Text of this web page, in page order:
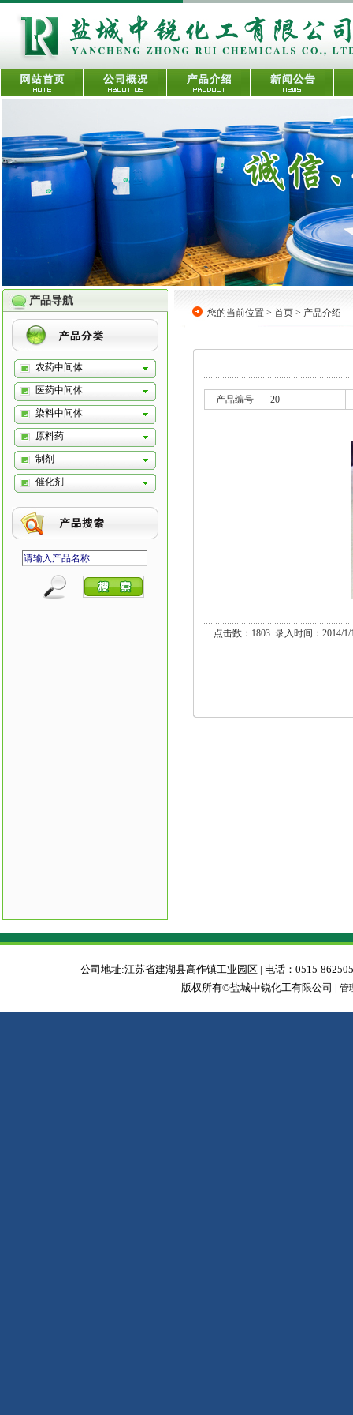
产品导航
农药中间体
医药中间体
染料中间体
原料药
制剂
催化剂
您的当前位置 > 首页 > 产品介绍
产品编号 20
点击数：1803 录入时间：2014/1/
公司地址:江苏省建湖县高作镇工业园区 | 电话：0515-
版权所有©盐城中锐化工有限公司 | 管